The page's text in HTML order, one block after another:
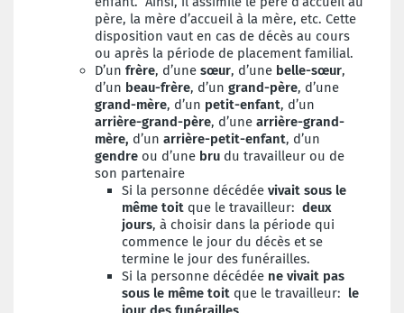
père, la mère d’accueil à la mère, etc. Cette
disposition vaut en cas de décès au cours
ou après la période de placement familial.
D’un frère, d’une sœur, d’une belle-sœur,
d’un beau-frère, d’un grand-père, d’une
grand-mère, d’un petit-enfant, d’un
arrière-grand-père, d’une arrière-grand-
mère, d’un arrière-petit-enfant, d’un
gendre ou d’une bru du travailleur ou de
son partenaire
Si la personne décédée vivait sous le
même toit que le travailleur: deux
jours, à choisir dans la période qui
commence le jour du décès et se
termine le jour des funérailles.
Si la personne décédée ne vivait pas
sous le même toit que le travailleur: le